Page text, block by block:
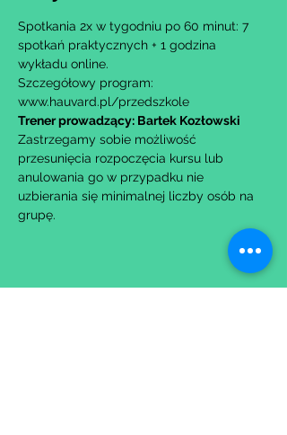
Spotkania 2x w tygodniu po 60 minut: 7
spotkań praktycznych + 1 godzina
wykładu online.
Szczegółowy program:
www.hauvard.pl/przedszkole
Trener prowadzący: Bartek Kozłowski
Zastrzegamy sobie możliwość
przesunięcia rozpoczęcia kursu lub
anulowania go w przypadku nie
uzbierania się minimalnej liczby osób na
grupę.